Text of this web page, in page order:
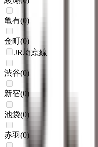
亀有(0)
金町(0)
JR埼京線
渋谷(0)
新宿(0)
池袋(0)
赤羽(0)